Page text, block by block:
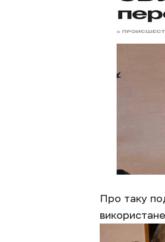
Про таку